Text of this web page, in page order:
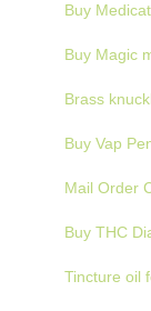
Buy
Buy Magic
Brass
Buy Vap
Mail Order
Buy THC
Tincture oil